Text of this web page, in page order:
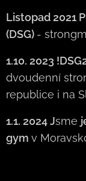
Listopad 2021
(DSG) -
1.10. 2023
dvoudenní
republice i na
1.1. 2024Jsme
gym v